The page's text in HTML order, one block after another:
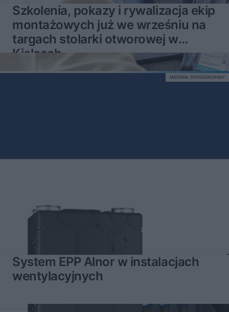
Szkolenia, pokazy i rywalizacja ekip
montażowych już we wrześniu na
targach stolarki otworowej w
Kielcach
System EPP Alnor w instalacjach
wentylacyjnych
MATERIAŁ SPONSOROWANY